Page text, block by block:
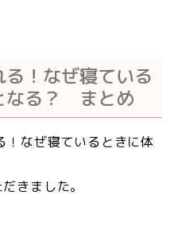
！なぜ寝ている
なる？ まとめ
！なぜ寝ているときに体
きました。